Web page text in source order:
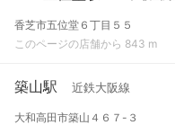
香芝市五位堂６丁目５５
このページの店舗から 843 m
築山駅 近鉄大阪線
大和高田市築山４６７-３